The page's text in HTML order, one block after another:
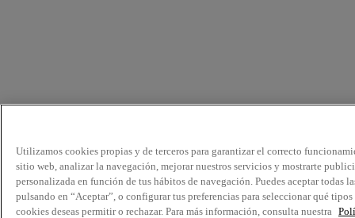
Utilizamos cookies propias y de terceros para garantizar el correcto
sitio web, analizar la navegación, mejorar nuestros servicios y mostrarte
personalizada en función de tus hábitos de navegación. Puedes aceptar todas
pulsando en “Aceptar”, o configurar tus preferencias para seleccionar qué tipos
cookies deseas permitir o rechazar. Para más información, consulta nuestra